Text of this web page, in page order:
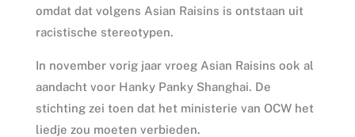
omdat dat volgens Asian Raisins is ontstaan uit
racistische stereotypen.
In november vorig jaar vroeg Asian Raisins ook al
aandacht voor Hanky Panky Shanghai. De
stichting zei toen dat het ministerie van OCW het
liedje zou moeten verbieden.